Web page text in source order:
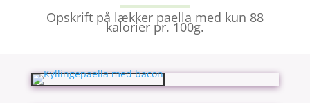
Opskrift på lækker paella med kun 88
kalorier pr. 100g.